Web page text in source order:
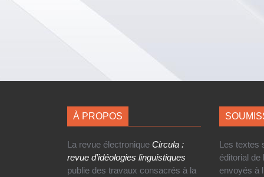
À PROPOS
La revue électronique Circula :
revue d’idéologies linguistiques
publie des travaux consacrés à la
Les textes
éditorial de
envoyés à